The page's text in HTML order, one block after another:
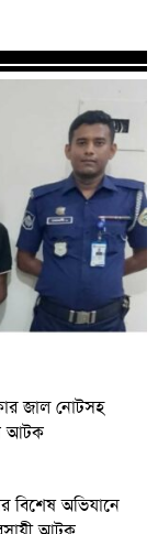
জাল নোটসহ
আটক
বিশেষ অভিযানে